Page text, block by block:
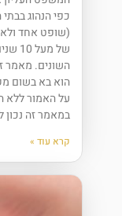
כפי הנהוג
(שופט אחד ולא
של
השונים. מאמר
הוא בא בשום
על האמור ללא
במאמר זה נכון
קרא עוד »